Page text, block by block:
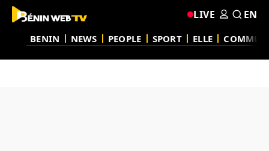
BENIN NEWS PEOPLE SPORT ELLE
LIVE EN